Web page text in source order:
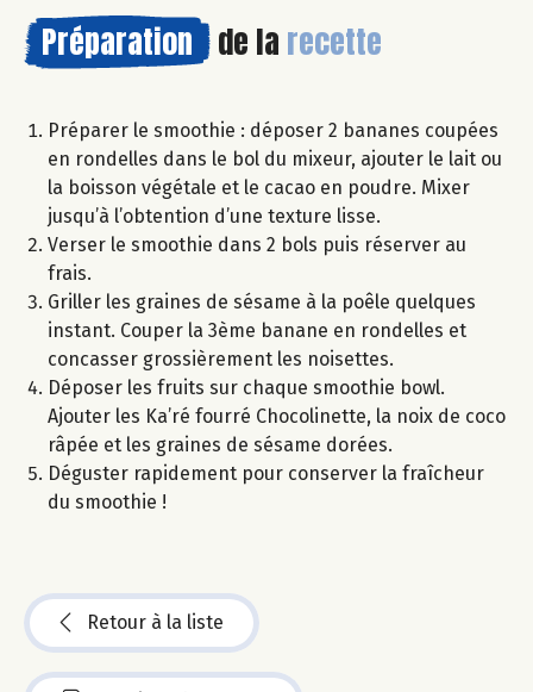
Préparation de la recette
Préparer le smoothie : déposer 2 bananes coupées
en rondelles dans le bol du mixeur, ajouter le lait ou
la boisson végétale et le cacao en poudre. Mixer
jusqu’à l’obtention d’une texture lisse.
Verser le smoothie dans 2 bols puis réserver au
frais.
Griller les graines de sésame à la poêle quelques
instant. Couper la 3ème banane en rondelles et
concasser grossièrement les noisettes.
Déposer les fruits sur chaque smoothie bowl.
Ajouter les Ka’ré fourré Chocolinette, la noix de coco
râpée et les graines de sésame dorées.
Déguster rapidement pour conserver la fraîcheur
du smoothie !
Retour à la liste